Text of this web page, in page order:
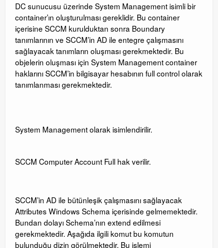
DC sunucusu üzerinde System Management isimli bir
container’ın oluşturulması gereklidir. Bu container
içerisine SCCM kurulduktan sonra Boundary
tanımlarının ve SCCM’in AD ile entegre çalışmasını
sağlayacak tanımların oluşması gerekmektedir. Bu
objelerin oluşması için System Management container
haklarını SCCM’in bilgisayar hesabının full control olarak
tanımlanması gerekmektedir.
System Management olarak isimlendirilir.
SCCM Computer Account Full hak verilir.
SCCM’in AD ile bütünleşik çalışmasını sağlayacak
Attributes Windows Schema içerisinde gelmemektedir.
Bundan dolayı Schema’nın extend edilmesi
gerekmektedir. Aşağıda ilgili komut bu komutun
bulunduğu dizin görülmektedir. Bu işlemi